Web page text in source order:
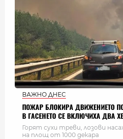
ВАЖНО ДНЕС
ПОЖАР БЛОКИРА ДВИЖЕНИЕТО
В ГАСЕНЕТО СЕ ВКЛЮЧИХА ДВА
Горят сухи треви, лозови
на площ от 1000 декара